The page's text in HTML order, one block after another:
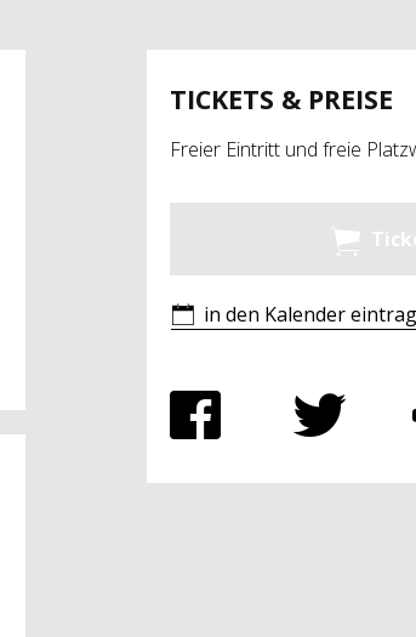
TICKETS & PREISE
Freier Eintritt und freie
in den Kalender